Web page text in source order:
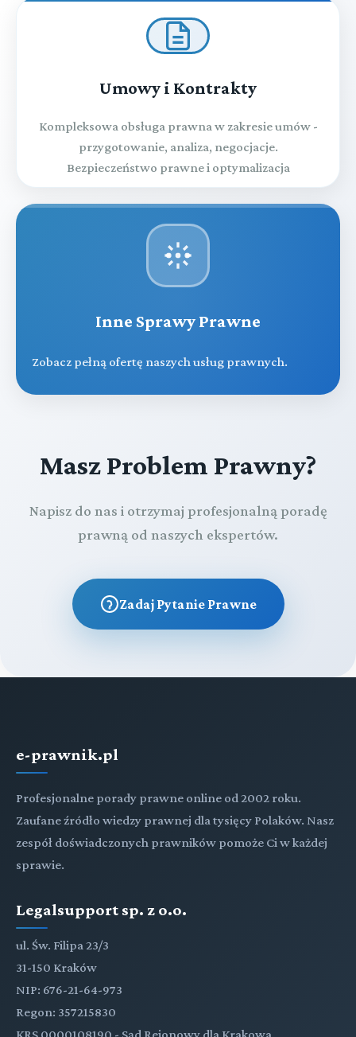
Umowy i Kontrakty
Kompleksowa obsługa prawna w zakresie umów -
przygotowanie, analiza, negocjacje.
Bezpieczeństwo prawne i optymalizacja
Inne Sprawy Prawne
Zobacz pełną ofertę naszych usług prawnych.
Masz Problem Prawny?
Napisz do nas i otrzymaj profesjonalną poradę
prawną od naszych ekspertów.
Zadaj Pytanie Prawne
e-prawnik.pl
Profesjonalne porady prawne online od 2002 roku.
Zaufane źródło wiedzy prawnej dla tysięcy Polaków. Nasz
zespół doświadczonych prawników pomoże Ci w każdej
sprawie.
Legalsupport sp. z o.o.
ul. Św. Filipa 23/3
31-150 Kraków
NIP: 676-21-64-973
Regon: 357215830